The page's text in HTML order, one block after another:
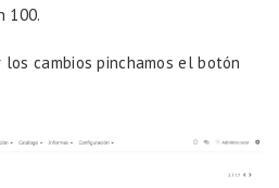
100.
cambios pinchamos el botón